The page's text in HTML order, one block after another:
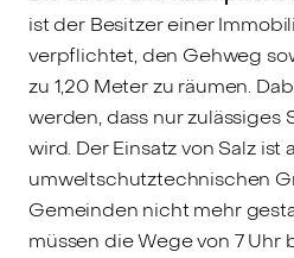
ist der Besitzer einer
verpflichtet, den Gehweg
zu 1,20 Meter zu räumen.
werden, dass nur
wird. Der Einsatz von Salz ist
umweltschutztechnischen
Gemeinden nicht mehr
müssen die Wege von 7 Uhr